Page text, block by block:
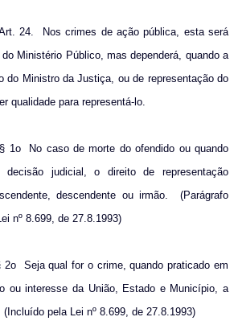
24.
Nos crimes de ação pública, esta será
Ministério Público, mas dependerá, quando a
do Ministro da Justiça, ou de representação do
qualidade para representá-lo.
§ 1o
No caso de morte do ofendido ou quando
decisão judicial, o direito de representação
descendente ou irmão.
(Parágrafo
nº 8.699, de 27.8.1993)
2o
Seja qual for o crime, quando praticado em
ou interesse da União, Estado e Município, a
pela Lei nº 8.699, de 27.8.1993)